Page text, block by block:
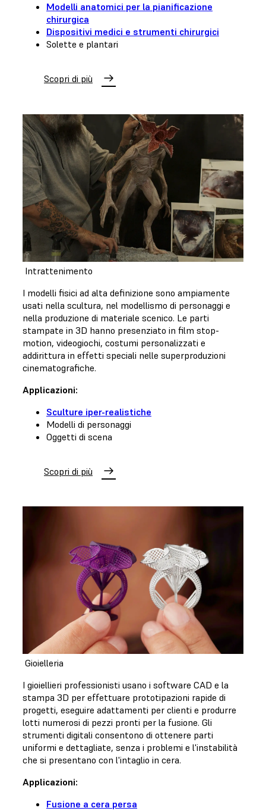
Modelli anatomici per la pianificazione
chirurgica
Dispositivi medici e strumenti chirurgici
Solette e plantari
Scopri di più
Intrattenimento
I modelli fisici ad alta definizione sono ampiamente
usati nella scultura, nel modellismo di personaggi e
nella produzione di materiale scenico. Le parti
stampate in 3D hanno presenziato in film stop-
motion, videogiochi, costumi personalizzati e
addirittura in effetti speciali nelle superproduzioni
cinematografiche.
Applicazioni:
Sculture iper-realistiche
Modelli di personaggi
Oggetti di scena
Scopri di più
Gioielleria
I gioiellieri professionisti usano i software CAD e la
stampa 3D per effettuare prototipazioni rapide di
progetti, eseguire adattamenti per clienti e produrre
lotti numerosi di pezzi pronti per la fusione. Gli
strumenti digitali consentono di ottenere parti
uniformi e dettagliate, senza i problemi e l'instabilità
che si presentano con l'intaglio in cera.
Applicazioni:
Fusione a cera persa